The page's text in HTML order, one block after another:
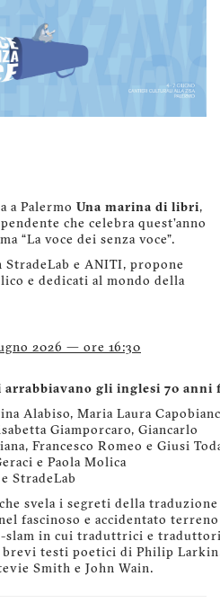
a Palermo Una marina di libri,
che celebra quest’anno
“La voce dei senza voce”.
e ANITI, propone
e dedicati al mondo della
2026 — ore 16:30
arrabbiavano gli inglesi 70 anni
Alabiso, Maria Laura
Giamporcaro, Giancarlo
Francesco Romeo e Giusi
e Paola Molica
StradeLab
svela i segreti della
fascinoso e accidentato terreno
slam in cui traduttrici e
brevi testi poetici di Philip
Smith e John Wain.